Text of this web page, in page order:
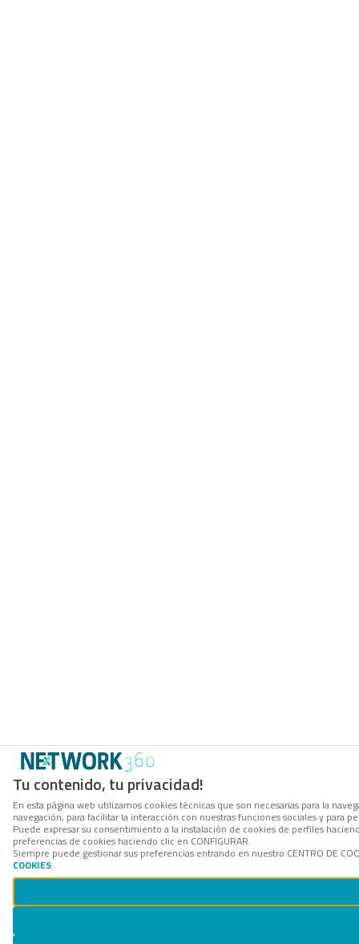
Tu contenido, tu privacidad!
En esta página web utilizamos cookies técnicas que son necesarias para la
navegación, para facilitar la interacción con nuestras funciones sociales y
Puede expresar su consentimiento a la instalación de cookies de perfiles
preferencias de cookies haciendo clic en CONFIGURAR.
Siempre puede gestionar sus preferencias entrando en nuestro CENTRO DE
COOKIES.